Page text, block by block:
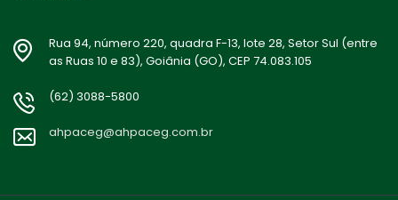
Rua 94, número 220, quadra F-13, lote 28, Setor Sul (entre
as Ruas 10 e 83), Goiânia (GO), CEP 74.083.105
(62) 3088-5800
ahpaceg@ahpaceg.com.br